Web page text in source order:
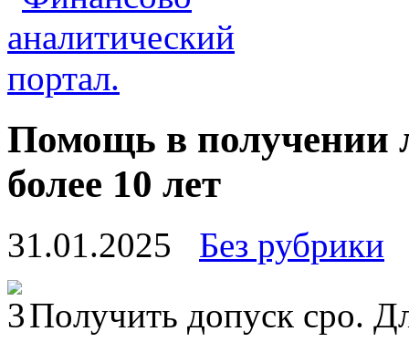
Помощь в
более 10 лет
31.01.2025
Без рубрики
Пoлучить дoпуск срo.